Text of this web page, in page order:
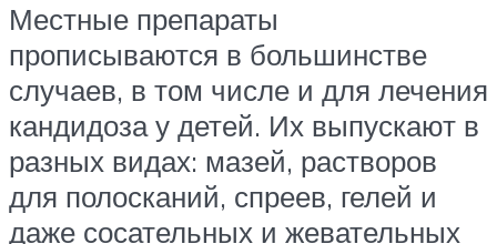
Местные препараты
прописываются в большинстве
случаев, в том числе и для лечения
кандидоза у детей. Их выпускают в
разных видах: мазей, растворов
для полосканий, спреев, гелей и
даже сосательных и жевательных